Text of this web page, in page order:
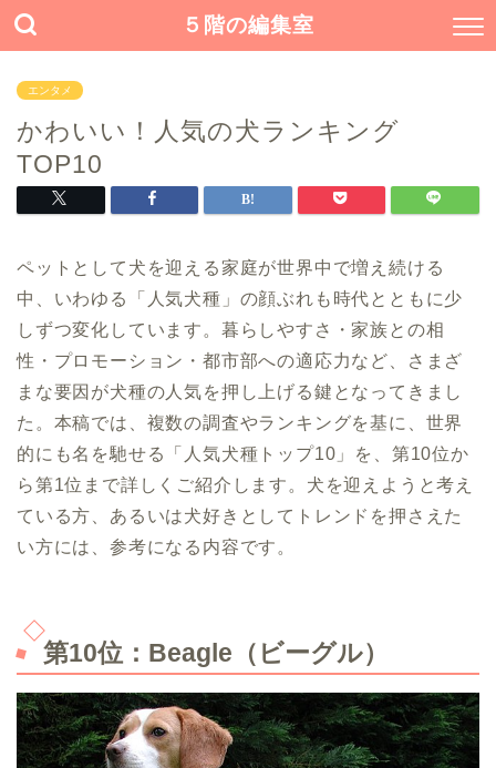
５階の編集室
エンタメ
かわいい！人気の犬ランキング
TOP10
ペットとして犬を迎える家庭が世界中で増え続ける
中、いわゆる「人気犬種」の顔ぶれも時代とともに少
しずつ変化しています。暮らしやすさ・家族との相
性・プロモーション・都市部への適応力など、さまざ
まな要因が犬種の人気を押し上げる鍵となってきまし
た。本稿では、複数の調査やランキングを基に、世界
的にも名を馳せる「人気犬種トップ10」を、第10位か
ら第1位まで詳しくご紹介します。犬を迎えようと考え
ている方、あるいは犬好きとしてトレンドを押さえた
い方には、参考になる内容です。
第10位：Beagle（ビーグル）